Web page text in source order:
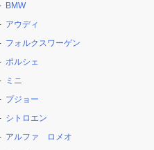
BMW
アウディ
フォルクスワーゲン
ポルシェ
ミニ
プジョー
シトロエン
アルファ ロメオ